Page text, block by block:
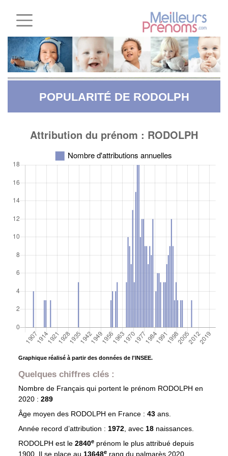
POPULARITÉ DE RODOLPH
Graphique réalisé à partir des données de l'INSEE.
Quelques chiffres clés :
Nombre de Français qui portent le prénom RODOLPH en
2020 : 289
Âge moyen des RODOLPH en France : 43 ans.
Année record d’attribution : 1972, avec 18 naissances.
RODOLPH est le 2840eprénom le plus attribué depuis
1900. Il se place au 13648e rang du palmarès 2020.